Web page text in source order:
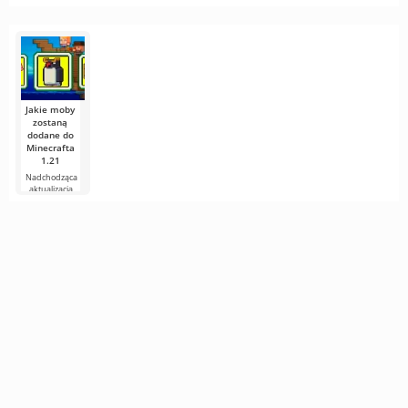
Jakie moby
zostaną
dodane do
Minecrafta
1.21
Nadchodząca
aktualizacja